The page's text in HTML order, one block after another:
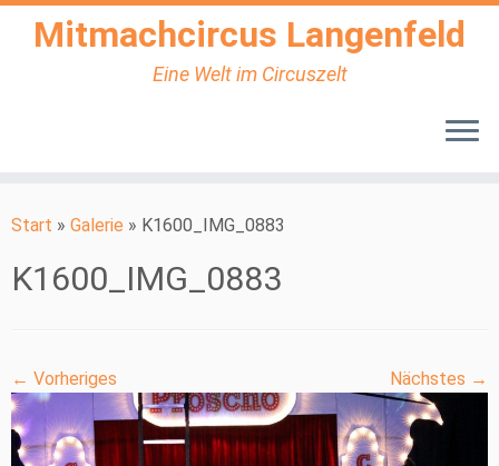
Inhalt
Mitmachcircus Langenfeld
Eine Welt im Circuszelt
Start » Galerie » K1600_IMG_0883
K1600_IMG_0883
← Vorheriges Nächstes →